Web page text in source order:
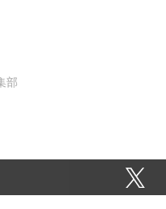
部